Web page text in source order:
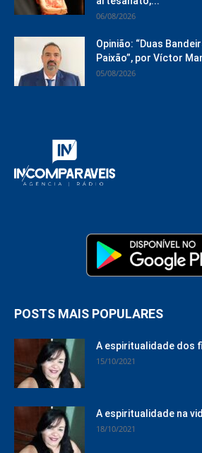
06/08/2026
Opinião: “Duas
Paixão”, por Víctor
05/08/2026
POSTS MAIS POPULARES
A espiritualidade dos
15/10/2021
A espiritualidade na
18/10/2021